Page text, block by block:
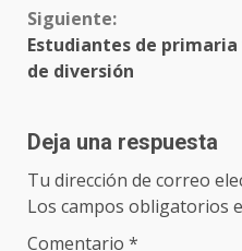
Siguiente:
Estudiantes de
de diversión
Deja una respuesta
Tu dirección de correo
Los campos obligatorios
Comentario *